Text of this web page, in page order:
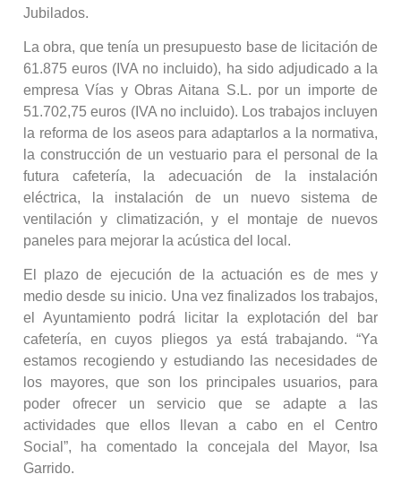
Jubilados.
La obra, que tenía un presupuesto base de licitación de
61.875 euros (IVA no incluido), ha sido adjudicado a la
empresa Vías y Obras Aitana S.L. por un importe de
51.702,75 euros (IVA no incluido). Los trabajos incluyen
la reforma de los aseos para adaptarlos a la normativa,
la construcción de un vestuario para el personal de la
futura cafetería, la adecuación de la instalación
eléctrica, la instalación de un nuevo sistema de
ventilación y climatización, y el montaje de nuevos
paneles para mejorar la acústica del local.
El plazo de ejecución de la actuación es de mes y
medio desde su inicio. Una vez finalizados los trabajos,
el Ayuntamiento podrá licitar la explotación del bar
cafetería, en cuyos pliegos ya está trabajando. “Ya
estamos recogiendo y estudiando las necesidades de
los mayores, que son los principales usuarios, para
poder ofrecer un servicio que se adapte a las
actividades que ellos llevan a cabo en el Centro
Social”, ha comentado la concejala del Mayor, Isa
Garrido.